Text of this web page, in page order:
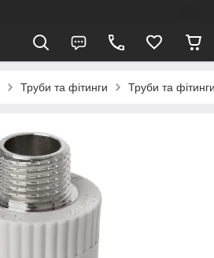
Труби та фітинги Труби та